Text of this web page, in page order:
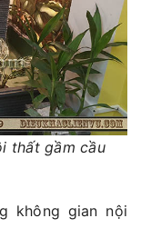
thất gầm cầu
không gian nội